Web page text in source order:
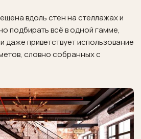
вдоль стен на стеллажах и
подбирать всё в одной гамме,
даже приветствует использование
словно собранных с